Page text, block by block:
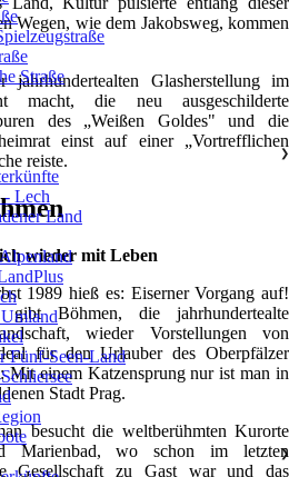
Wegen, wie dem Jakobsweg, kommen
Glasherstellung im
macht, die neu ausgeschilderte
des „Weißen Goldes" und die
einst auf einer „Vortrefflichen
reiste.
wieder mit Leben
1989 hieß es: Eiserner Vorgang auf!
gibt Böhmen, die jahrhundertealte
wieder Vorstellungen von
für den Urlauber des Oberpfälzer
Mit einem Katzensprung nur ist man in
Stadt Prag.
besucht die weltberühmten Kurorte
Marienbad, wo schon im letzten
Gesellschaft zu Gast war und das
Straße
❯
- Lech
Land
Fünf-Seen-Land
❯